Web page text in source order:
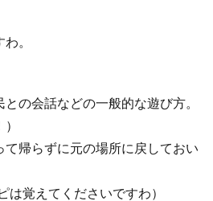
。
の会話などの一般的な遊び方。
帰らずに元の場所に戻しておい
は覚えてくださいですわ）